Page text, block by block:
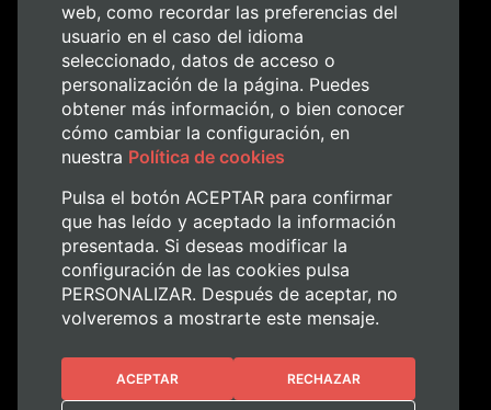
web, como recordar las preferencias del
usuario en el caso del idioma
seleccionado, datos de acceso o
personalización de la página. Puedes
obtener más información, o bien conocer
cómo cambiar la configuración, en
nuestra Política de cookies
Pulsa el botón ACEPTAR para confirmar
que has leído y aceptado la información
presentada. Si deseas modificar la
configuración de las cookies pulsa
PERSONALIZAR. Después de aceptar, no
volveremos a mostrarte este mensaje.
ACEPTAR RECHAZAR
Col·labora: